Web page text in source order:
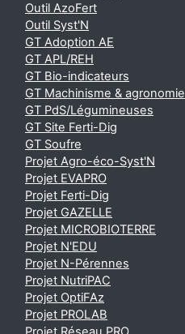
Outil AzoFert
Outil Syst'N
GT Adoption AE
GT APL/REH
GT Bio-indicateurs
GT Machinisme & agronomie
GT PdS/Légumineuses
GT Site Ferti-Dig
GT Soufre
Projet Agro-éco-Syst'N
Projet EVAPRO
Projet Ferti-Dig
Projet GAZELLE
Projet MICROBIOTERRE
Projet N'EDU
Projet N-Pérennes
Projet NutriPAC
Projet OptiFAz
Projet PROLAB